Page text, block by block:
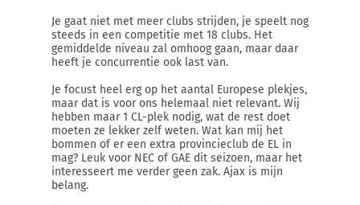
Je gaat niet met meer clubs strijden, je speelt nog
steeds in een competitie met 18 clubs. Het
gemiddelde niveau zal omhoog gaan, maar daar
heeft je concurrentie ook last van.
Je focust heel erg op het aantal Europese plekjes,
maar dat is voor ons helemaal niet relevant. Wij
hebben maar 1 CL-plek nodig, wat de rest doet
moeten ze lekker zelf weten. Wat kan mij het
bommen of er een extra provincieclub de EL in
mag? Leuk voor NEC of GAE dit seizoen, maar het
interesseert me verder geen zak. Ajax is mijn
belang.